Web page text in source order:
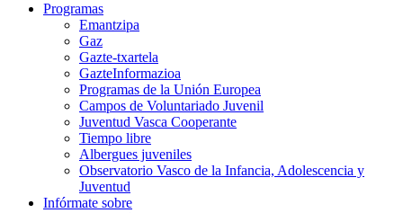
Programas
Emantzipa
Gaz
Gazte-txartela
GazteInformazioa
Programas de la Unión Europea
Campos de Voluntariado Juvenil
Juventud Vasca Cooperante
Tiempo libre
Albergues juveniles
Observatorio Vasco de la Infancia, Adolescencia y
Juventud
Infórmate sobre